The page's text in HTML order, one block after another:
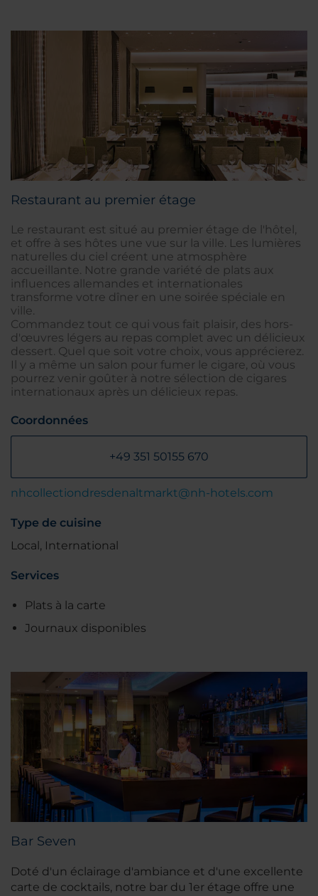
Restaurant au premier étage
Le restaurant est situé au premier étage de l'hôtel,
et offre à ses hôtes une vue sur la ville. Les lumières
naturelles du ciel créent une atmosphère
accueillante. Notre grande variété de plats aux
influences allemandes et internationales
transforme votre dîner en une soirée spéciale en
ville.
Commandez tout ce qui vous fait plaisir, des hors-
d'œuvres légers au repas complet avec un délicieux
dessert. Quel que soit votre choix, vous apprécierez.
Il y a même un salon pour fumer le cigare, où vous
pourrez venir goûter à notre sélection de cigares
internationaux après un délicieux repas.
Coordonnées
+49 351 50155 670
nhcollectiondresdenaltmarkt@nh-hotels.com
Type de cuisine
Local, International
Services
Plats à la carte
Journaux disponibles
Bar Seven
Doté d'un éclairage d'ambiance et d'une excellente
carte de cocktails, notre bar du 1er étage offre une